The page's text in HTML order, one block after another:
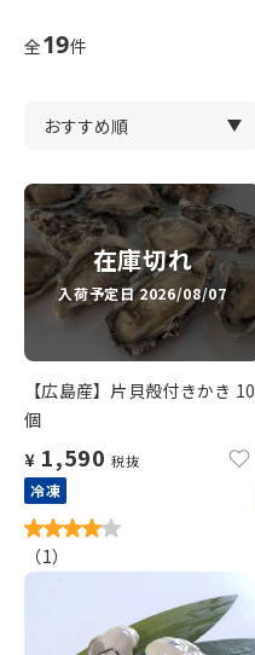
全19件
在庫切れ
入荷予定日 2026/08/07
【広島産】片貝殻付きかき 10
個
¥ 1,590 税抜
冷凍
（1）